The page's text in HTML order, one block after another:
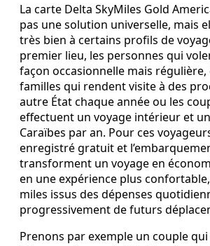
La carte Delta SkyMiles Gold
pas une solution universelle, mais
très bien à certains profils de
premier lieu, les personnes qui
façon occasionnelle mais régulière,
familles qui rendent visite à des
autre État chaque année ou les
effectuent un voyage intérieur et
Caraïbes par an. Pour ces
enregistré gratuit et
transforment un voyage en
en une expérience plus
miles issus des dépenses
progressivement de futurs
Prenons par exemple un couple qui